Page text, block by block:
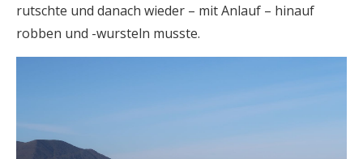
rutschte und danach wieder – mit Anlauf – hinauf
robben und -wursteln musste.